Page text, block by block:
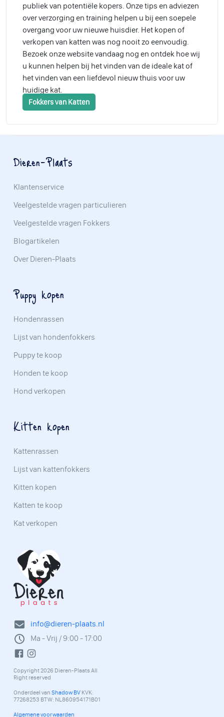
publiek van potentiële kopers. Onze tips en adviezen
over verzorging en training helpen u bij een soepele
overgang voor uw nieuwe huisdier. Het kopen of
verkopen van katten was nog nooit zo eenvoudig.
Bezoek onze website vandaag nog en ontdek hoe wij
u kunnen helpen bij het vinden van de ideale kat of
het vinden van een liefdevol nieuw thuis voor uw
huidige kat.
Fokkers van Katten
info@dieren-plaats.nl
Ma - Vrij / 9:00 - 17:00
Copyright 2026 Dieren-Plaats All
Right reserved
Onderdeel van Shadow BV KVK:
77268253 BTW: NL860954171B01
Algemene voorwaarden
Dieren-Plaats
Klantenservice
Veelgestelde vragen particulieren
Veelgestelde vragen Fokkers
Blogartikelen
Over Dieren-Plaats
Puppy kopen
Hondenrassen
Lijst van hondenfokkers
Puppy te koop
Honden te koop
Hond verkopen
Kitten kopen
Kattenrassen
Lijst van kattenfokkers
Kitten kopen
Katten te koop
Kat verkopen